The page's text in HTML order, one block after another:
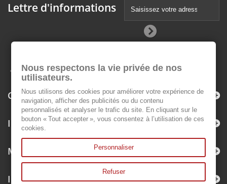
Lettre d'informations
Catégories
Informations
Mon compte
Informations sur votre boutique
Nous respectons la vie privée de nos
utilisateurs.
Nous utilisons des cookies pour améliorer votre expérience de
navigation, afficher des publicités ou du contenu
personnalisés et analyser le trafic du site. En cliquant sur le
bouton « Tout accepter », vous consentez à l’utilisation de ces
cookies.
Personnaliser
Refuser